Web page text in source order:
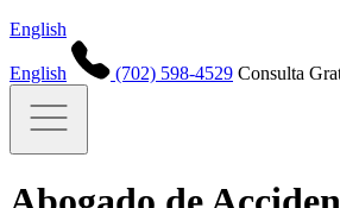
English
English (702) 598-4529 Consulta